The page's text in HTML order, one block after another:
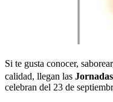
Si te gusta conocer, saborear, comprar y degustar un arroz de
calidad, llegan las
celebran del 23 de